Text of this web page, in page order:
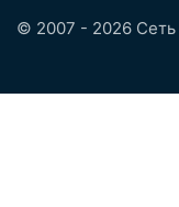
© 2007 - 2026 Сеть